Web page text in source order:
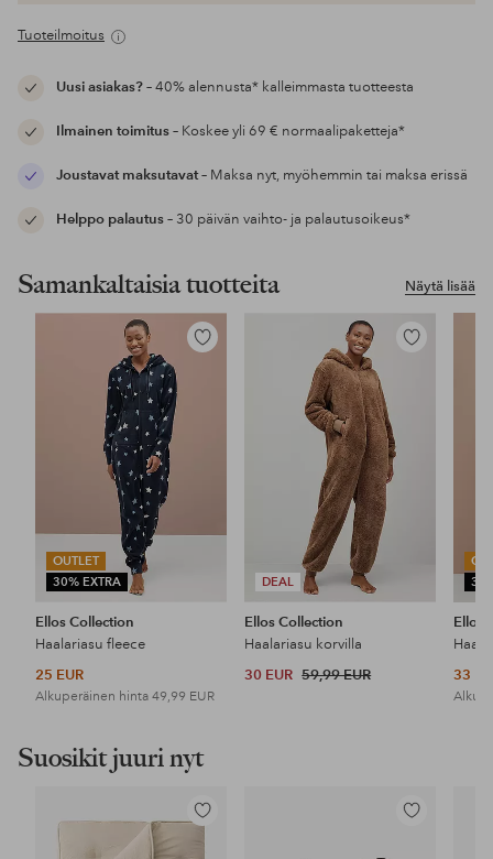
Tuoteilmoitus
Uusi asiakas?– 40% alennusta* kalleimmasta tuotteesta
Ilmainen toimitus– Koskee yli 69 € normaalipaketteja*
Joustavat maksutavat– Maksa nyt, myöhemmin tai maksa erissä
Helppo palautus– 30 päivän vaihto- ja palautusoikeus*
Näytä lisää
Samankaltaisia tuotteita
OUTLET
30% EXTRA
Lisää
Ellos Collection
Haalariasu fleece
25 EUR
Alkuperäinen hinta 49,99 EUR
DEAL
Lisää
Ellos Collection
Haalariasu korvilla
30 EUR 59,99 EUR
Ellos
33
Suosikit juuri nyt
Lisää
Lisää